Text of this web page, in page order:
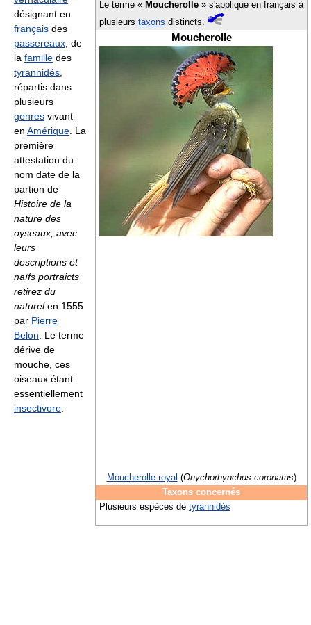
Le terme « Moucherolle » s'applique en français à
plusieurs taxons distincts.
Moucherolle
Moucherolle royal (Onychorhynchus coronatus)
Taxons concernés
Plusieurs espèces de tyrannidés
désignant en
français des
passereaux , de
la famille des
tyrannidés
répartis dans
plusieurs
genres vivant
en Amérique . La
première
attestation du
nom date de la
partion de
Histoire de la
nature des
oyseaux, avec
leurs
descriptions et
naïfs portraicts
retirez du
naturelen 1555
par Pierre
Belon . Le terme
dérive de
mouche, ces
oiseaux étant
essentiellement
insectivore